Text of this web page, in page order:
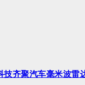
齐聚汽车毫米波雷